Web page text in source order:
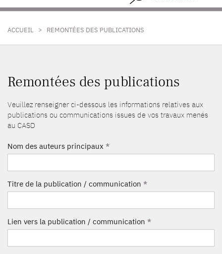
ACCUEIL > REMONTÉES DES PUBLICATIONS
Remontées des publications
Veuillez renseigner ci-dessous les informations relatives aux
publications ou communications issues de vos travaux menés
au CASD
Nom des auteurs principaux *
Titre de la publication / communication *
Lien vers la publication / communication *